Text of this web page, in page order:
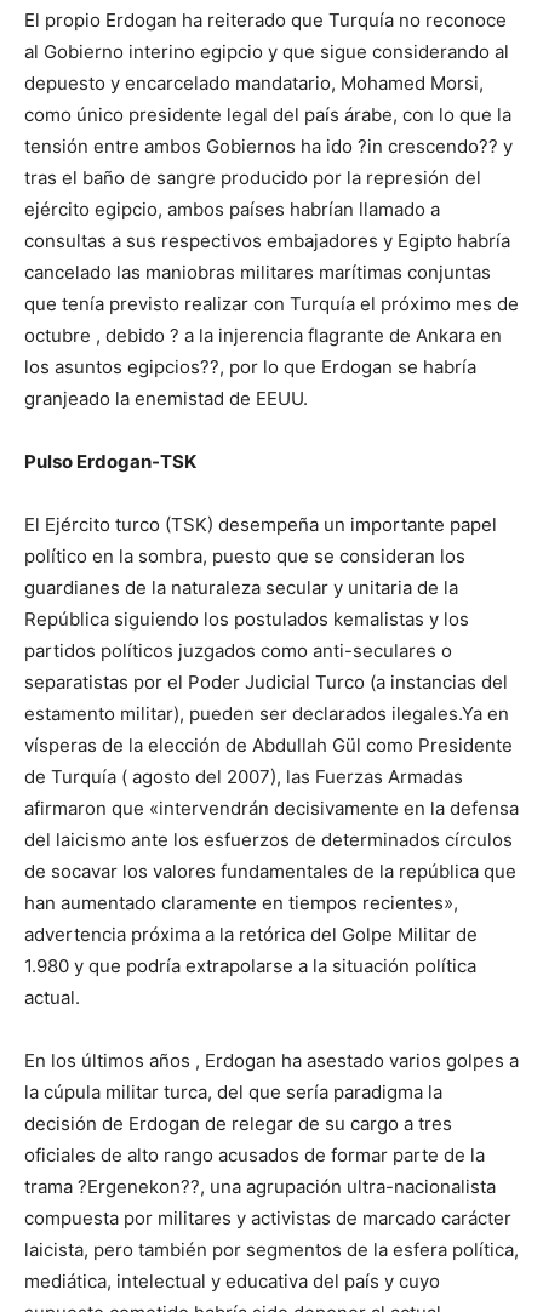
El propio Erdogan ha reiterado que Turquía no reconoce
al Gobierno interino egipcio y que sigue considerando al
depuesto y encarcelado mandatario, Mohamed Morsi,
como único presidente legal del país árabe, con lo que la
tensión entre ambos Gobiernos ha ido ?in crescendo?? y
tras el baño de sangre producido por la represión del
ejército egipcio, ambos países habrían llamado a
consultas a sus respectivos embajadores y Egipto habría
cancelado las maniobras militares marítimas conjuntas
que tenía previsto realizar con Turquía el próximo mes de
octubre , debido ? a la injerencia flagrante de Ankara en
los asuntos egipcios??, por lo que Erdogan se habría
granjeado la enemistad de EEUU.
Pulso Erdogan-TSK
El Ejército turco (TSK) desempeña un importante papel
político en la sombra, puesto que se consideran los
guardianes de la naturaleza secular y unitaria de la
República siguiendo los postulados kemalistas y los
partidos políticos juzgados como anti-seculares o
separatistas por el Poder Judicial Turco (a instancias del
estamento militar), pueden ser declarados ilegales.Ya en
vísperas de la elección de Abdullah Gül como Presidente
de Turquía ( agosto del 2007), las Fuerzas Armadas
afirmaron que «intervendrán decisivamente en la defensa
del laicismo ante los esfuerzos de determinados círculos
de socavar los valores fundamentales de la república que
han aumentado claramente en tiempos recientes»,
advertencia próxima a la retórica del Golpe Militar de
1.980 y que podría extrapolarse a la situación política
actual.
En los últimos años , Erdogan ha asestado varios golpes a
la cúpula militar turca, del que sería paradigma la
decisión de Erdogan de relegar de su cargo a tres
oficiales de alto rango acusados de formar parte de la
trama ?Ergenekon??, una agrupación ultra-nacionalista
compuesta por militares y activistas de marcado carácter
laicista, pero también por segmentos de la esfera política,
mediática, intelectual y educativa del país y cuyo